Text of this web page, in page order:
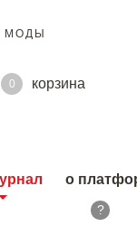
МОДЫ
0
корзина
о
?